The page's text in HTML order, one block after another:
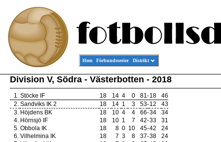
Hem Förbundsserier Distrikt
Division V, Södra - Västerbotten - 2018
1. Stöcke IF 18 14 4 0 81-18
46
2. Sandviks IK 2 18 14 1 3 53-12
43
3. Höjdens BK 18 10 4 4 66-34
34
4. Hörnsjö IF 18 10 1 7 42-33
31
5. Obbola IK 18 8 0 10 45-42
24
6. Vilhelmina IK 18 7 3 8 37-38
24